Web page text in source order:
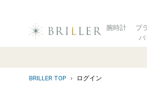
腕時計
ブ
BRILLER TOP ログイン